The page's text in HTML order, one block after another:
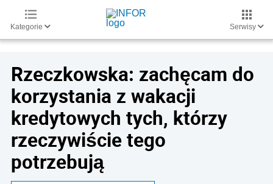
Kategorie Serwisy
Rzeczkowska: zachęcam do
korzystania z wakacji
kredytowych tych, którzy
rzeczywiście tego
potrzebują